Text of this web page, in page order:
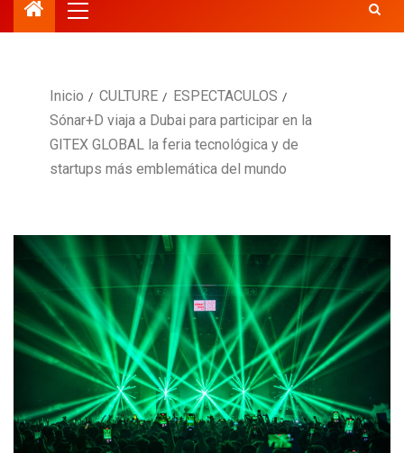
Inicio CULTURE
ESPECTACULOS
Sónar+D viaja a Dubai para participar en la
GITEX GLOBAL la feria tecnológica y de
startups más emblemática del mundo